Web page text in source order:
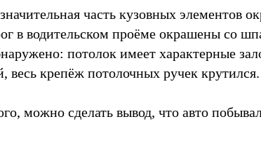
часть кузовных элементов
в водительском проёме окрашены со
потолок имеет характерные
весь крепёж потолочных ручек крутился.
можно сделать вывод, что авто